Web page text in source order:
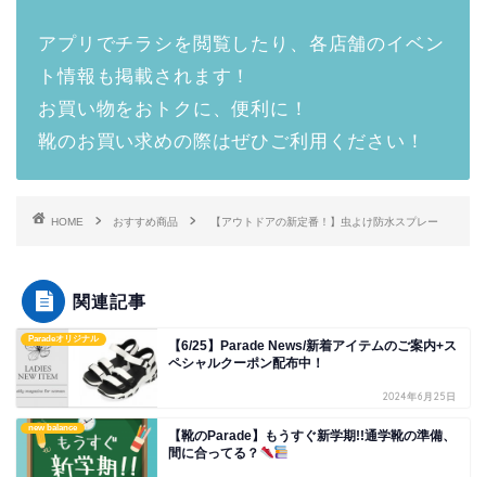
アプリでチラシを閲覧したり、各店舗のイベン
ト情報も掲載されます！
お買い物をおトクに、便利に！
靴のお買い求めの際はぜひご利用ください！
HOME おすすめ商品 【アウトドアの新定番！】虫よけ防水スプレー
関連記事
Paradeオリジナル
【6/25】Parade News/新着アイテムのご案内+ス
ペシャルクーポン配布中！
2024年6月25日
new balance
【靴のParade】もうすぐ新学期!!通学靴の準備、
間に合ってる？